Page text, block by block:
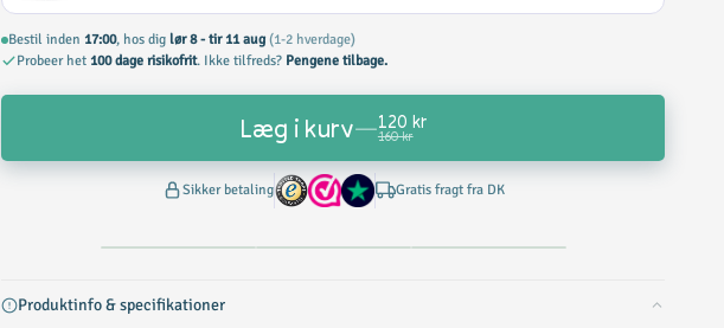
Bestil inden17:00, hos dig lør 8 - tir 11 aug (1-2 hverdage)
Probeer het100 dage risikofrit. Ikke tilfreds? Pengene tilbage.
Læg i kurv—120 kr
160 kr
Sikker betaling Gratis fragt fra DK
Produktinfo & specifikationer